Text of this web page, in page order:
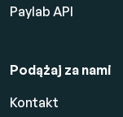
Paylab API
Podążaj za nami
Kontakt